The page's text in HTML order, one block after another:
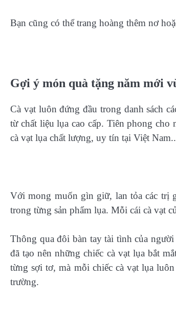
Bạn cũng có thể trang hoàng thêm nơ
Gợi ý món quà tặng năm mới
Cà vạt luôn đứng đầu trong danh sách
từ chất liệu lụa cao cấp. Tiên phong
cà vạt lụa chất lượng, uy tín tại Việt Nam..
Với mong muốn gìn giữ, lan tỏa các trị
trong từng sản phẩm lụa. Mỗi cái cà vạt
Thông qua đôi bàn tay tài tình của
đã tạo nên những chiếc cà vạt lụa bắt
từng sợi tơ, mà mỗi chiếc cà vạt lụa
trường.